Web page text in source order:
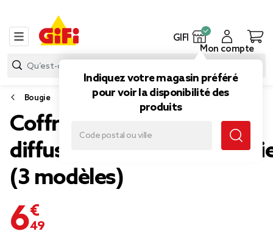
GIFI
Indiquez votre magasin préféré
pour voir la disponibilité des
produits
Mon compte
Bougie
Coffret senteur sous cage
diffuseur/bâtonnets/
(3 modèles)
6,49 €